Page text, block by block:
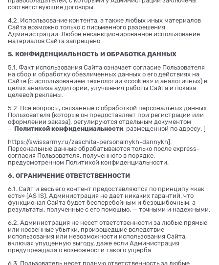
соответствующие договоры.
4.2. Использование контента, а также любых иных материалов
Сайта возможно только с письменного разрешения
Администрации. Любое несанкционированное использование
материалов Сайта запрещено.
5. КОНФИДЕНЦИАЛЬНОСТЬ И ОБРАБОТКА ДАННЫХ
5.1. Факт использования Сайта означает согласие Пользователя
на сбор и обработку обезличенных данных о его действиях на
Сайте (с использованием технологии «cookies» и аналогичных) в
целях анализа аудитории, улучшения работы Сайта и показа
целевой рекламы.
5.2. Все вопросы, связанные с обработкой персональных данных
Пользователя (которые он предоставляет при регистрации или
оформлении заказа), регулируются отдельным документом
— Политикой конфиденциальности, размещенной по адресу: [
https://swissarmy.ru/zaschita-personalnykh-dannykh].
Персональные данные обрабатываются только после express-
согласия Пользователя, полученного в порядке,
предусмотренном Политикой конфиденциальности.
6. ОГРАНИЧЕНИЕ ОТВЕТСТВЕННОСТИ
6.1. Сайт и весь его контент предоставляются по принципу «как
есть» (AS IS). Администрация не дает никаких гарантий, что
функционал Сайта будет бесперебойным и безошибочным, а
результаты, полученные с его помощью, — точными и надежными.
6.2. Администрация не несет ответственности за любые прямые
или косвенные убытки, произошедшие вследствие
использования или невозможности использования Сайта,
включая упущенную выгоду, даже если Администрация
предупреждала о возможности такого ущерба.
6.3. Пользователь несет полную ответственность за любые